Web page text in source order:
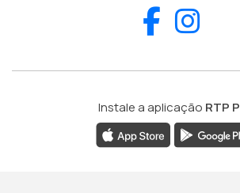
Instale a aplicação RTP